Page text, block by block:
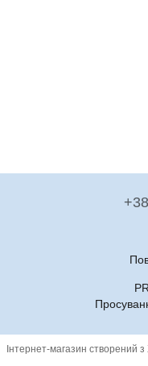
Інтернет-магазин створений